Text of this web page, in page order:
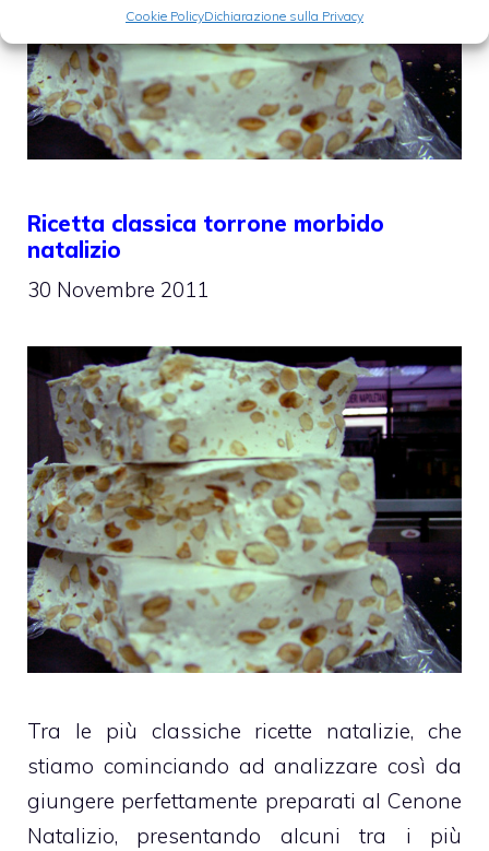
Cookie PolicyDichiarazione sulla Privacy
Ricetta classica torrone morbido
natalizio
30 Novembre 2011
Tra le più classiche ricette natalizie, che
stiamo cominciando ad analizzare così da
giungere perfettamente preparati al Cenone
Natalizio, presentando alcuni tra i più